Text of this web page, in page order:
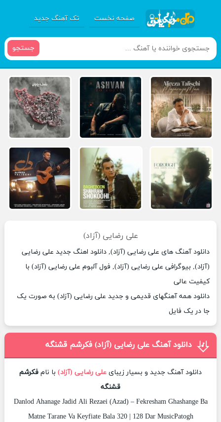
صفحه نخست تک آهنگ جدید
جستجو
علی رضایی (آزاد)
دانلود آهنگ های علی رضایی (آزاد), دانلود اهنگ جدید علی رضایی
(آزاد), بیوگرافی علی رضایی (آزاد), فول آلبوم علی رضایی (آزاد) با
کیفیت عالی
دانلود همه آهنگهای قدیمی و جدید علی رضایی (آزاد) به صورت یک
جا در یک فایل
دانلود آهنگ علی رضایی (آزاد) فکرشم قشنگه
دانلود آهنگ جدید و بسیار زیبای علی رضایی (آزاد) با نام فکرشم
قشنگه
Danlod Ahanage Jadid Ali Rezaei (Azad) – Fekresham Ghashange Ba
Matne Tarane Va Keyfiate Bala 320 | 128 Dar MusicPatogh